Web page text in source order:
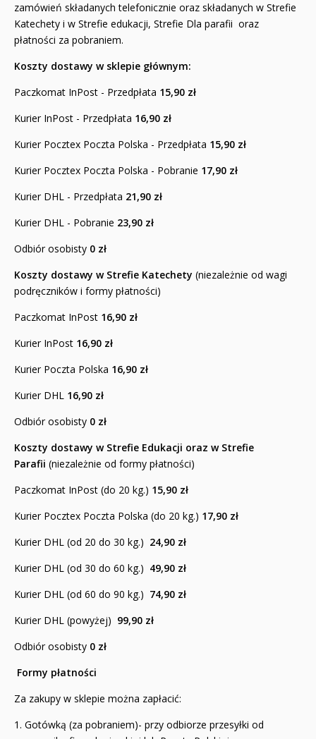
zamówień składanych telefonicznie oraz składanych w Strefie
Katechety i w Strefie edukacji, Strefie Dla parafii oraz
płatności za pobraniem.
Koszty dostawy w sklepie głównym:
Paczkomat InPost - Przedpłata 15,90 zł
Kurier InPost - Przedpłata 16,90 zł
Kurier Pocztex Poczta Polska - Przedpłata 15,90 zł
Kurier Pocztex Poczta Polska - Pobranie 17,90 zł
Kurier DHL - Przedpłata 21,90 zł
Kurier DHL - Pobranie 23,90 zł
Odbiór osobisty 0 zł
Koszty dostawy w Strefie Katechety (niezależnie od wagi
podręczników i formy płatności)
Paczkomat InPost 16,90 zł
Kurier InPost 16,90 zł
Kurier Poczta Polska 16,90 zł
Kurier DHL 16,90 zł
Odbiór osobisty 0 zł
Koszty dostawy w Strefie Edukacji oraz w Strefie
Parafii (niezależnie od formy płatności)
Paczkomat InPost (do 20 kg.) 15,90 zł
Kurier Pocztex Poczta Polska (do 20 kg.) 17,90 zł
Kurier DHL (od 20 do 30 kg.) 24,90 zł
Kurier DHL (od 30 do 60 kg.) 49,90 zł
Kurier DHL (od 60 do 90 kg.) 74,90 zł
Kurier DHL (powyżej) 99,90 zł
Odbiór osobisty 0 zł
Formy płatności
Za zakupy w sklepie można zapłacić:
1. Gotówką (za pobraniem)- przy odbiorze przesyłki od